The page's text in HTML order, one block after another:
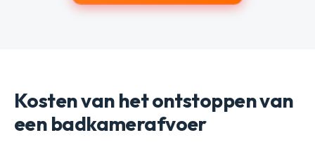
Kosten van het ontstoppen van
een badkamerafvoer